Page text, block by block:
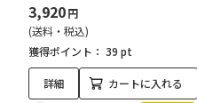
3,920円
(送料・税込)
獲得ポイント： 39 pt
詳細 カートに入れる